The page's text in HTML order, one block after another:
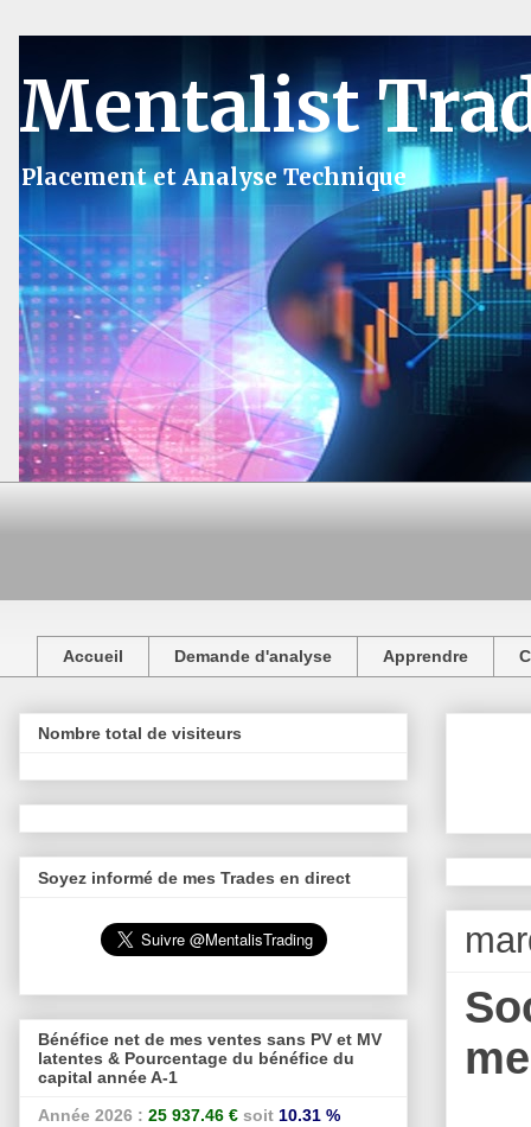
Mentalist
Placement et Analyse Technique
Accueil Demande d'analyse Apprendre
Nombre total de visiteurs
Soyez informé de mes Trades en direct
Bénéfice net de mes ventes sans PV et MV
latentes & Pourcentage du bénéfice du
capital année A-1
Année 2026 : 25 937.46 € soit 10.31 %